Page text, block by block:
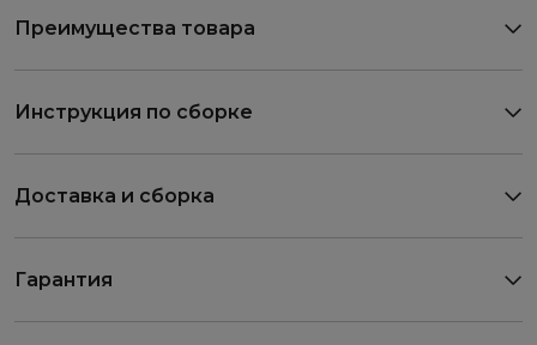
Преимущества товара
Инструкция по сборке
Доставка и сборка
Гарантия